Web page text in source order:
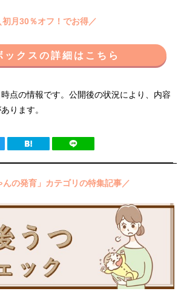
初月30％オフ！でお得／
ックスの詳細はこちら
点の情報です。公開後の状況により、内容
ります。
んの発育」カテゴリの特集記事／